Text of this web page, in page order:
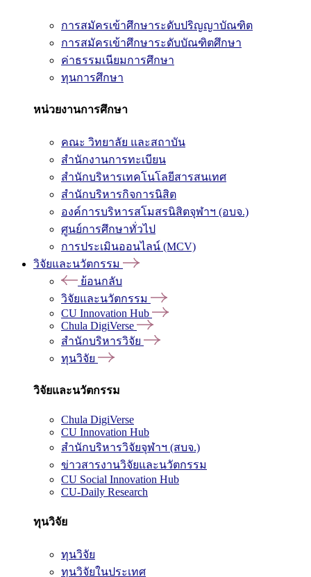
การสมัครเข้าศึกษาระดับปริญญาบัณฑิต
การสมัครเข้าศึกษาระดับบัณฑิตศึกษา
ค่าธรรมเนียมการศึกษา
ทุนการศึกษา
หน่วยงานการศึกษา
คณะ วิทยาลัย และสถาบัน
สำนักงานการทะเบียน
สำนักบริหารเทคโนโลยีสารสนเทศ
สำนักบริหารกิจการนิสิต
องค์การบริหารสโมสรนิสิตจุฬาฯ (อบจ.)
ศูนย์การศึกษาทั่วไป
การประเมินออนไลน์ (MCV)
วิจัยและนวัตกรรม
ย้อนกลับ
วิจัยและนวัตกรรม
CU Innovation Hub
Chula DigiVerse
สำนักบริหารวิจัย
ทุนวิจัย
วิจัยและนวัตกรรม
Chula DigiVerse
CU Innovation Hub
สำนักบริหารวิจัยจุฬาฯ (สบจ.)
ข่าวสารงานวิจัยและนวัตกรรม
CU Social Innovation Hub
CU-Daily Research
ทุนวิจัย
ทุนวิจัย
ทุนวิจัยในประเทศ